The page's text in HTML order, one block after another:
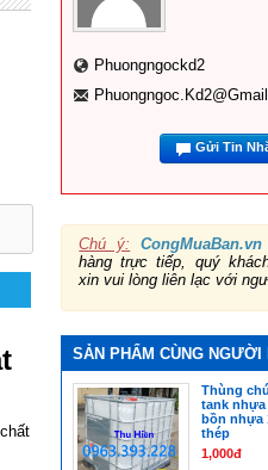
Phuongngockd2
Gửi Tin
Chú ý: CongMuaBan.vn
hàng trực tiếp, quý
xin vui lòng liên lạc với
SẢN PHẨM CÙNG NGƯỜI
Thùng
tank nhựa
bồn nhựa
thép
1,000đ